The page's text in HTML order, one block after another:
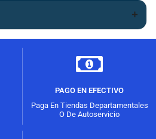
PAGO EN EFECTIVO
Paga En Tiendas Departamentales
O De Autoservicio